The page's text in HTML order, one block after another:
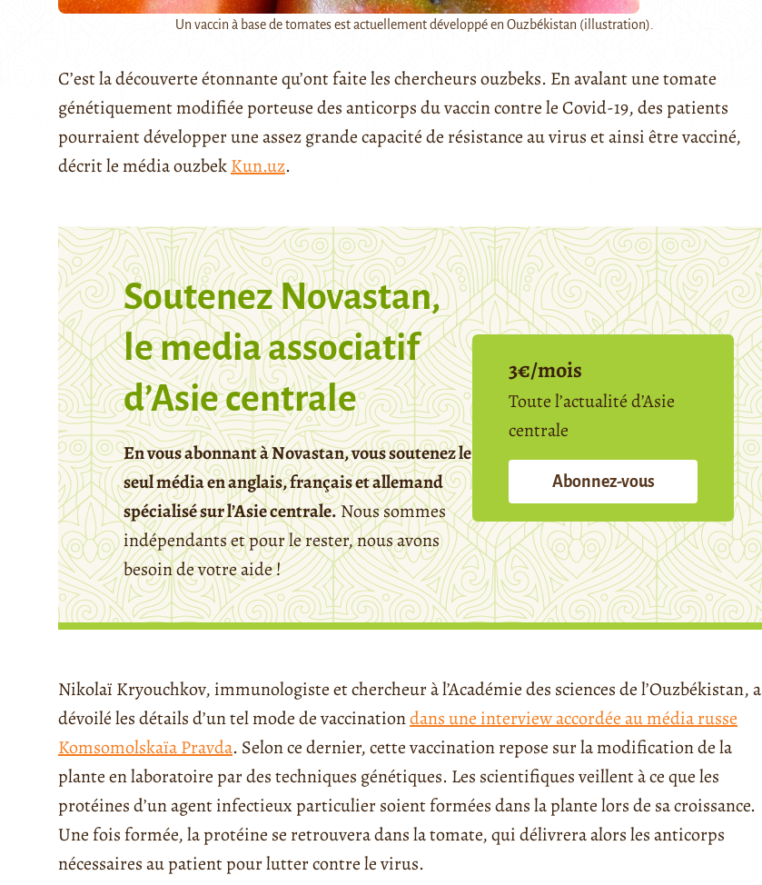
Un vaccin à base de tomates est actuellement développé en Ouzbékistan (illustration).
C’est la découverte étonnante qu’ont faite les chercheurs ouzbeks. En avalant une tomate
génétiquement modifiée porteuse des anticorps du vaccin contre le Covid-19, des patients
pourraient développer une assez grande capacité de résistance au virus et ainsi être vacciné,
décrit le média ouzbekKun.uz.
Soutenez Novastan,
le media associatif
d’Asie centrale
En vous abonnant à Novastan, vous soutenez le
seul média en anglais, français et allemand
spécialisé sur l’Asie centrale.Nous sommes
indépendants et pour le rester, nous avons
besoin de votre aide !
3€/mois
Toute l’actualité d’Asie
centrale
Abonnez-vous
Nikolaï Kryouchkov, immunologiste et chercheur à l’Académie des sciences de l’Ouzbékistan, a
dévoilé les détails d’un tel mode de vaccinationdans une interview accordée au média russe
Komsomolskaïa Pravda. Selon ce dernier, cette vaccination repose sur la modification de la
plante en laboratoire par des techniques génétiques. Les scientifiques veillent à ce que les
protéines d’un agent infectieux particulier soient formées dans la plante lors de sa croissance.
Une fois formée, la protéine se retrouvera dans la tomate, qui délivrera alors les anticorps
nécessaires au patient pour lutter contre le virus.